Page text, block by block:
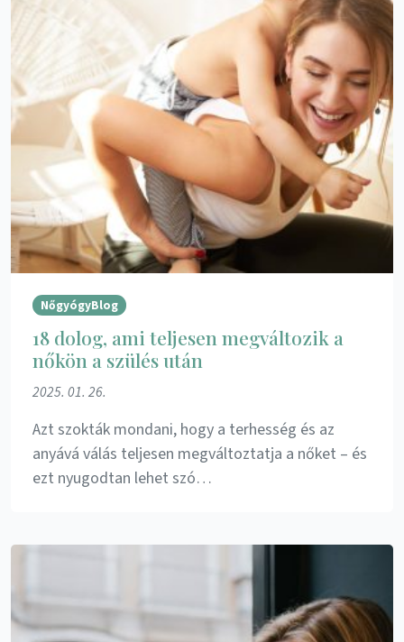
NőgyógyBlog
18 dolog, ami teljesen megváltozik a
nőkön a szülés után
2025. 01. 26.
Azt szokták mondani, hogy a terhesség és az
anyává válás teljesen megváltoztatja a nőket – és
ezt nyugodtan lehet szó…